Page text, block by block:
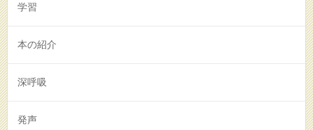
学習
本の紹介
深呼吸
発声